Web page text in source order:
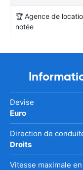
🏆 Agence de
notée
Devise
Euro
Direction de
Droits
Vitesse maximale